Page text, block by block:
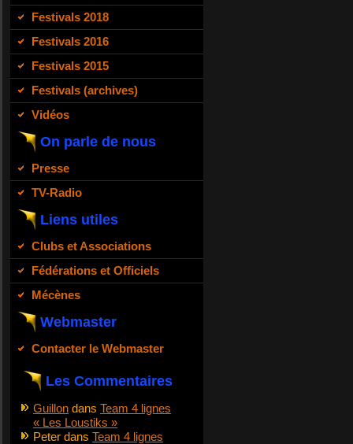
Festivals 2018
Festivals 2016
Festivals 2015
Festivals (archives)
Vidéos
On parle de nous
Presse
TV-Radio
Liens utiles
Clubs et Associations
Fédérations et Officiels
Mécènes
Webmaster
Contacter le Webmaster
Les Commentaires
Guillon dans Team 4 lignes
« Les Loustiks »
Peter dans Team 4 lignes